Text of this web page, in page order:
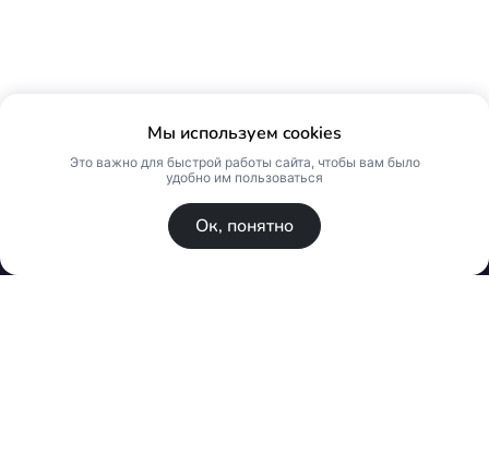
Мы используем cookies
Это важно для быстрой работы сайта, чтобы вам было
удобно им пользоваться
Ок, понятно